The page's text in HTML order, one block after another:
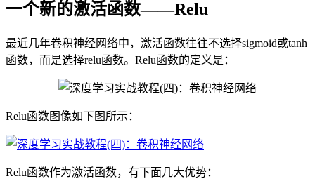
一个新的激活函数——Relu
最近几年卷积神经网络中，激活函数往往不选择sigmoid或tanh
函数，而是选择relu函数。Relu函数的定义是：
Relu函数图像如下图所示：
Relu函数作为激活函数，有下面几大优势：